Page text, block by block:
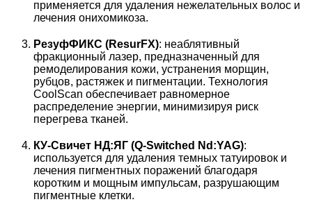
применяется для удаления нежелательных волос и
лечения онихомикоза.
РезуфФИКС (ResurFX): неаблятивный
фракционный лазер, предназначенный для
ремоделирования кожи, устранения морщин,
рубцов, растяжек и пигментации. Технология
CoolScan обеспечивает равномерное
распределение энергии, минимизируя риск
перегрева тканей.
КУ-Свичет НД:ЯГ (Q-Switched Nd:YAG):
используется для удаления темных татуировок и
лечения пигментных поражений благодаря
коротким и мощным импульсам, разрушающим
пигментные клетки.